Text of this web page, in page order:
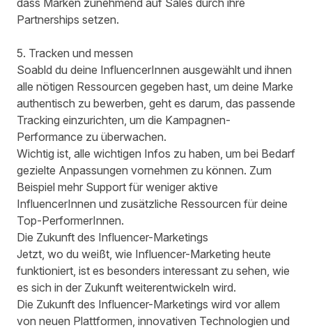
dass Marken zunehmend auf Sales durch ihre
Partnerships setzen.
5. Tracken und messen
Soabld du deine InfluencerInnen ausgewählt und ihnen
alle nötigen Ressourcen gegeben hast, um deine Marke
authentisch zu bewerben, geht es darum, das passende
Tracking einzurichten, um die Kampagnen-
Performance zu überwachen.
Wichtig ist, alle wichtigen Infos zu haben, um bei Bedarf
gezielte Anpassungen vornehmen zu können. Zum
Beispiel mehr Support für weniger aktive
InfluencerInnen und zusätzliche Ressourcen für deine
Top-PerformerInnen.
Die Zukunft des Influencer-Marketings
Jetzt, wo du weißt, wie Influencer-Marketing heute
funktioniert, ist es besonders interessant zu sehen, wie
es sich in der Zukunft weiterentwickeln wird.
Die Zukunft des Influencer-Marketings wird vor allem
von neuen Plattformen, innovativen Technologien und